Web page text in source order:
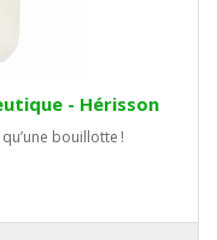
- Hérisson
bouillotte !